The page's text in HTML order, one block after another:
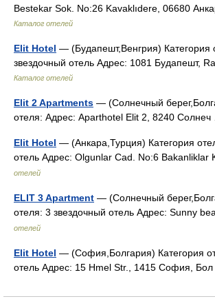
Bestekar Sok. No:26 Kavaklıdere, 06680
Каталог отелей
Elit Hotel — (Будапешт,Венгрия) Категория
звездочный отель Адрес: 1081 Будапешт,
Каталог отелей
Elit 2 Apartments — (Солнечный
отеля: Адрес: Aparthotel Elit 2, 8240
Elit Hotel — (Анкара,Турция) Категория
отель Адрес: Olgunlar Cad. No:6
отелей
ELIT 3 Apartment — (Солнечный
отеля: 3 звездочный отель Адрес: Sunny
отелей
Elit Hotel — (София,Болгария) Категория
отель Адрес: 15 Hmel Str., 1415 София,